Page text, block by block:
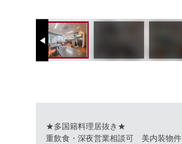
Previous
★多国籍料理居抜き★
重飲食・深夜営業相談可 美内装物件